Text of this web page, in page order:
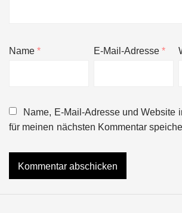
Name* E-Mail-Adresse*
Name, E-Mail-Adresse und Website
für meinen nächsten Kommentar